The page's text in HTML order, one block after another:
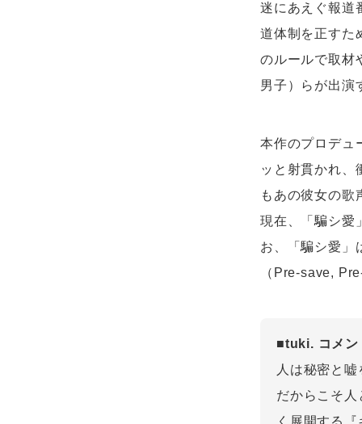
迷にあえぐ報道
道体制を正すた
のルールで取材
男子）らが出演
本作のプロデュ
ッと射貫かれ、
もあの彼女の歌
現在、「騙シ愛
お、「騙シ愛」
（Pre-save,
■tuki. コメン
人は秘密と
だからこそ
く展開する